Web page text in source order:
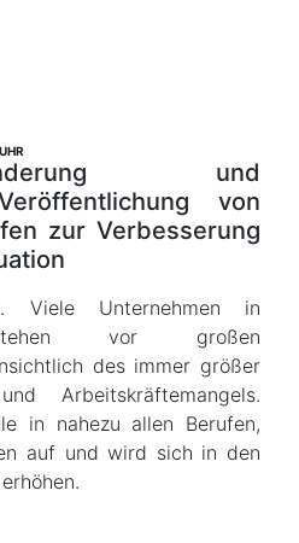
und
von
zur Verbesserung
Viele Unternehmen in
stehen vor großen
des immer größer
Arbeitskräftemangels.
in nahezu allen Berufen,
auf und wird sich in den